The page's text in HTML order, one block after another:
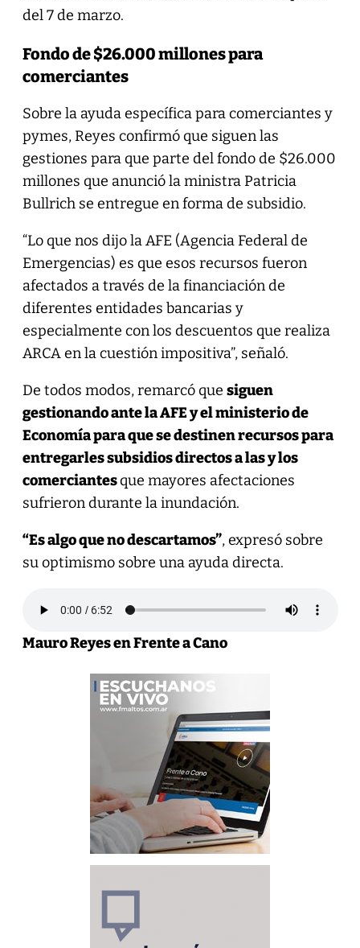
del 7 de marzo.
Fondo de $26.000 millones para
comerciantes
Sobre la ayuda específica para comerciantes y
pymes, Reyes confirmó que siguen las
gestiones para que parte del fondo de $26.000
millones que anunció la ministra Patricia
Bullrich se entregue en forma de subsidio.
“Lo que nos dijo la AFE (Agencia Federal de
Emergencias) es que esos recursos fueron
afectados a través de la financiación de
diferentes entidades bancarias y
especialmente con los descuentos que realiza
ARCA en la cuestión impositiva”, señaló.
De todos modos, remarcó que siguen
gestionando ante la AFE y el ministerio de
Economía para que se destinen recursos para
entregarles subsidios directos a las y los
comerciantesque mayores afectaciones
sufrieron durante la inundación.
“Es algo que no descartamos”, expresó sobre
su optimismo sobre una ayuda directa.
Mauro Reyes en Frente a Cano